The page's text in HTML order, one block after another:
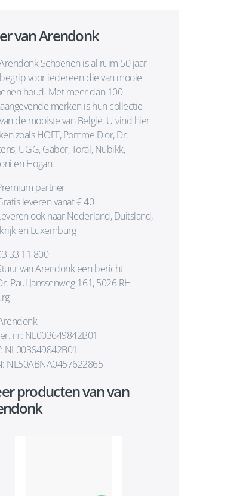
van Arendonk
Schoenen is al ruim 50 jaar
voor iedereen die van mooie
houd. Met meer dan 100
merken is hun collectie
de mooiste van België. U vind hier
zoals HOFF, Pomme D'or, Dr.
UGG, Gabor, Toral, Nubikk,
en Hogan.
partner
leveren vanaf € 40
ook naar Nederland, Duitsland,
en Luxemburg
33 11 800
van Arendonk een bericht
Paul Janssenweg 161, 5026 RH
nr: NL003649842B01
NL003649842B01
NL50ABNA0457622865
producten van van